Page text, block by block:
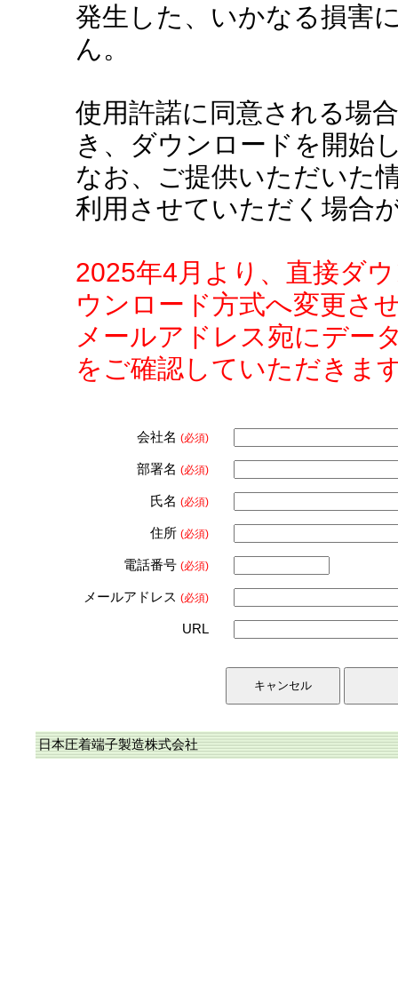
発生した、いかなる損害
ん。
使用許諾に同意される場
き、ダウンロードを開始
なお、ご提供いただいた
利用させていただく場合
2025年4月より、直接ダ
ウンロード方式へ変更さ
メールアドレス宛にデー
をご確認していただきま
会社名 (必須)
部署名 (必須)
氏名 (必須)
住所 (必須)
電話番号 (必須)
メールアドレス (必須)
URL
日本圧着端子製造株式会社